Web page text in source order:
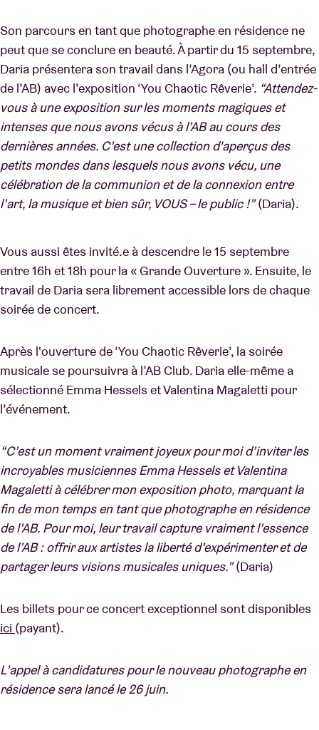
Son parcours en tant que photographe en résidence ne
peut que se conclure en beauté. À partir du 15 septembre,
Daria présentera son travail dans l’Agora (ou hall d’entrée
de l’AB) avec l’exposition ‘You Chaotic Rêverie’. “Attendez-
vous à une exposition sur les moments magiques et
intenses que nous avons vécus à l’AB au cours des
dernières années. C’est une collection d'aperçus des
petits mondes dans lesquels nous avons vécu, une
célébration de la communion et de la connexion entre
l’art, la musique et bien sûr, VOUS – le public !”(Daria).
Vous aussi êtes invité.e à descendre le 15 septembre
entre 16h et 18h pour la « Grande Ouverture ». Ensuite, le
travail de Daria sera librement accessible lors de chaque
soirée de concert.
Après l'ouverture de ‘You Chaotic Rêverie’, la soirée
musicale se poursuivra à l’AB Club. Daria elle-même a
sélectionné Emma Hessels et Valentina Magaletti pour
l’événement.
“C’est un moment vraiment joyeux pour moi d’inviter les
incroyables musiciennes Emma Hessels et Valentina
Magaletti à célébrer mon exposition photo, marquant la
fin de mon temps en tant que photographe en résidence
de l’AB. Pour moi, leur travail capture vraiment l’essence
de l’AB : offrir aux artistes la liberté d’expérimenter et de
partager leurs visions musicales uniques.”(Daria)
Les billets pour ce concert exceptionnel sont disponibles
ici (payant).
L’appel à candidatures pour le nouveau photographe en
résidence sera lancé le 26 juin.